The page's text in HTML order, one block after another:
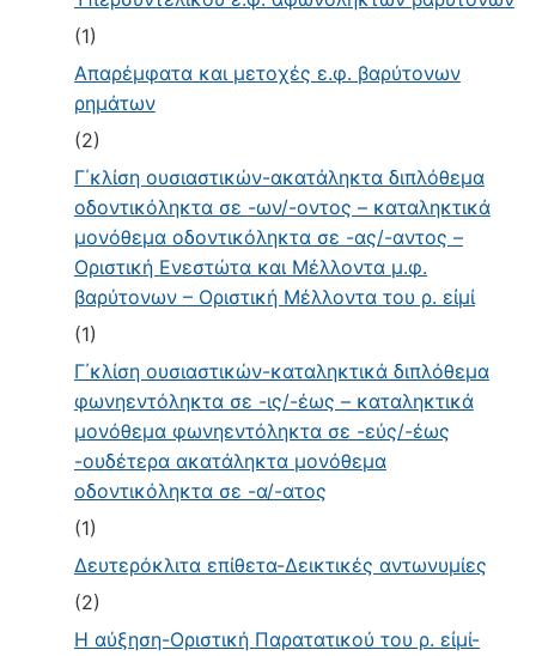
(1)
Απαρέμφατα και μετοχές ε.φ. βαρύτονων
ρημάτων
(2)
Γ΄κλίση ουσιαστικών-ακατάληκτα διπλόθεμα
οδοντικόληκτα σε -ων/-οντος – καταληκτικά
μονόθεμα οδοντικόληκτα σε -ας/-αντος –
Οριστική Ενεστώτα και Μέλλοντα μ.φ.
βαρύτονων – Οριστική Μέλλοντα του ρ. εἰμί
(1)
Γ΄κλίση ουσιαστικών-καταληκτικά διπλόθεμα
φωνηεντόληκτα σε -ις/-έως – καταληκτικά
μονόθεμα φωνηεντόληκτα σε -εύς/-έως
-ουδέτερα ακατάληκτα μονόθεμα
οδοντικόληκτα σε -α/-ατος
(1)
Δευτερόκλιτα επίθετα-Δεικτικές αντωνυμίες
(2)
Η αύξηση-Οριστική Παρατατικού του ρ. εἰμί-